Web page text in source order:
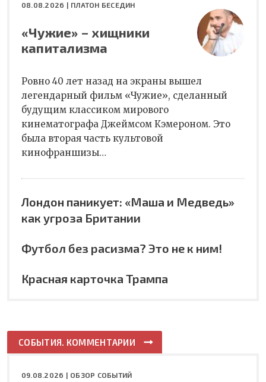
08.08.2026 | ПЛАТОН БЕСЕДИН
«Чужие» – хищники
капитализма
Ровно 40 лет назад на экраны вышел
легендарный фильм «Чужие», сделанный
будущим классиком мирового
кинематографа Джеймсом Кэмероном. Это
была вторая часть культовой
кинофраншизы…
Лондон паникует: «Маша и Медведь»
как угроза Британии
Футбол без расизма? Это не к ним!
Красная карточка Трампа
СОБЫТИЯ. КОММЕНТАРИИ
09.08.2026 | ОБЗОР СОБЫТИЙ